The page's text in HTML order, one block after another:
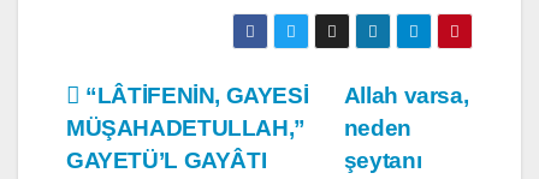
Yazı
gezinmesi
Allah varsa,
neden
şeytanı
“LÂTİFENİN, GAYESİ
MÜŞAHADETULLAH,”
GAYETÜ’L GAYÂTI